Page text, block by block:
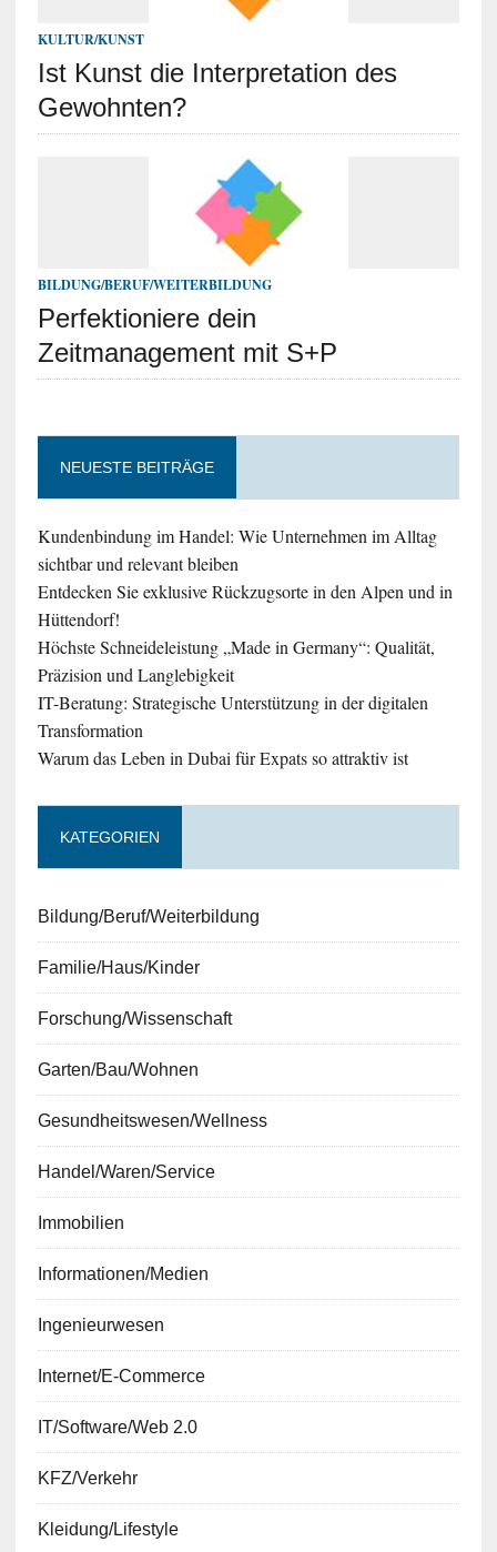
KULTUR/KUNST
Ist Kunst die Interpretation des
Gewohnten?
BILDUNG/BERUF/WEITERBILDUNG
Perfektioniere dein
Zeitmanagement mit S+P
NEUESTE BEITRÄGE
Kundenbindung im Handel: Wie Unternehmen im Alltag
sichtbar und relevant bleiben
Entdecken Sie exklusive Rückzugsorte in den Alpen und in
Hüttendorf!
Höchste Schneideleistung „Made in Germany“: Qualität,
Präzision und Langlebigkeit
IT-Beratung: Strategische Unterstützung in der digitalen
Transformation
Warum das Leben in Dubai für Expats so attraktiv ist
KATEGORIEN
Bildung/Beruf/Weiterbildung
Familie/Haus/Kinder
Forschung/Wissenschaft
Garten/Bau/Wohnen
Gesundheitswesen/Wellness
Handel/Waren/Service
Immobilien
Informationen/Medien
Ingenieurwesen
Internet/E-Commerce
IT/Software/Web 2.0
KFZ/Verkehr
Kleidung/Lifestyle